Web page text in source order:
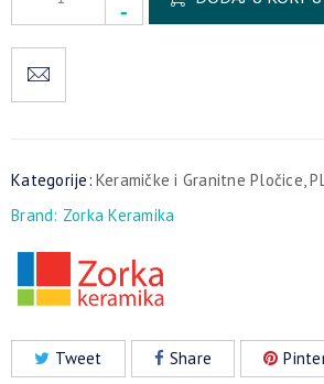
Kategorije: Keramičke i Granitne Pločice,
Brand: Zorka Keramika
Tweet Share